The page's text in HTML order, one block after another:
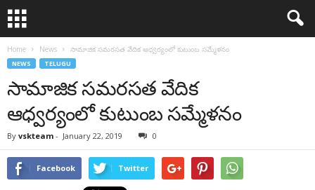
Home News సామాజిక సమరసత వేదిక ఆధ్వర్యంలో కుటుంబ సమ్మేళనం
NEWS TELUGU
సామాజిక సమరసత వేదిక
ఆధ్వర్యంలో కుటుంబ సమ్మేళనం
By vskteam - January 22, 2019 0
Facebook Twitter